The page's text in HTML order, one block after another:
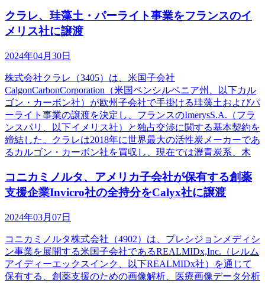
クラレ、珪藻土・パーライト事業をフランスのイ
メリス社に譲渡
2024年04月30日
株式会社クラレ（3405）は、米国子会社
CalgonCarbonCorporation（米国ペンシルベニア州、以下カル
ゴン・カーボン社）が欧州子会社で手掛ける珪藻土およびパ
ーライト事業の譲渡を決定し、フランスのImerysS.A.（フラ
ンスパリ、以下イメリス社）と独占交渉に関する基本契約を
締結した。クラレは2018年に世界最大の活性炭メーカーであ
るカルゴン・カーボン社を買収し、現在では瀝青炭系、木
コニカミノルタ、アメリカ子会社が保有する創薬
支援企業Invicro社の全持分をCalyx社に譲渡
2024年03月07日
コニカミノルタ株式会社（4902）は、プレシジョンメディシ
ン事業を展開する米国子会社であるREALMIDx,Inc.（レルム
アイディーエックスインク、以下REALMIDx社）を通じて
保有する、創薬支援のための画像解析、医療画像データ分析